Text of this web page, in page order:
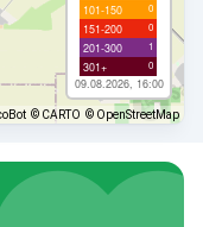
101-150 0
151-200 0
201-300 1
301+ 0
09.08.2026, 16:00
© CARTO © OpenStreetMap